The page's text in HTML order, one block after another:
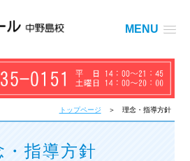
MENU
トップページ ＞ 理念・指導方針
・指導方針